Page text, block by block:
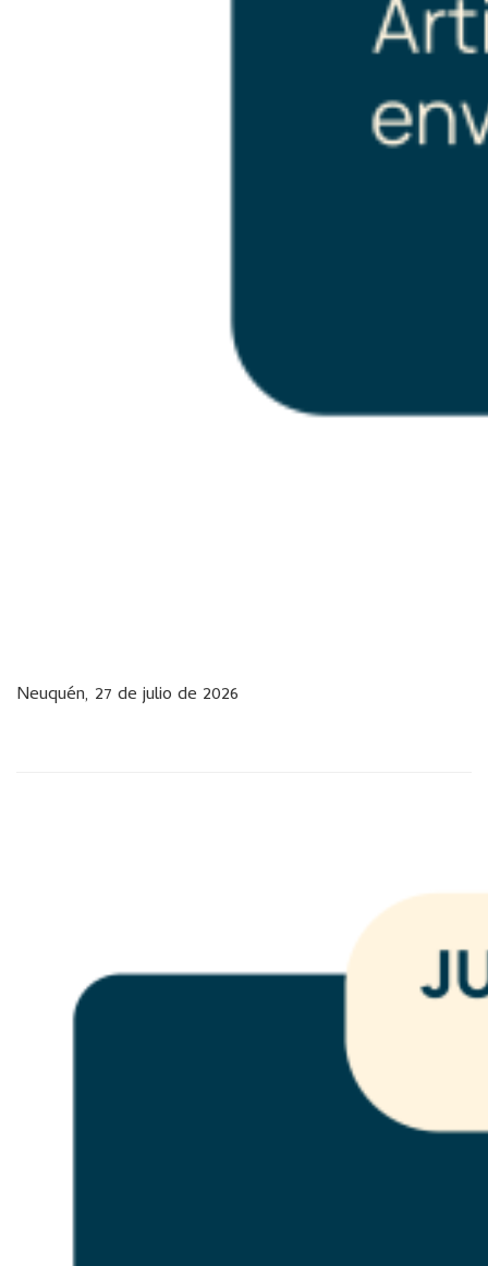
Neuquén, 27 de julio de 2026